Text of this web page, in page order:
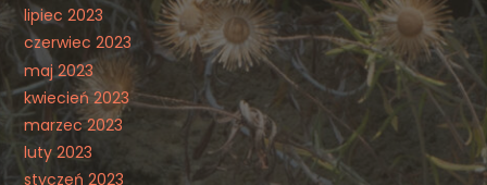
lipiec 2023
czerwiec 2023
maj 2023
kwiecień 2023
marzec 2023
luty 2023
styczeń 2023